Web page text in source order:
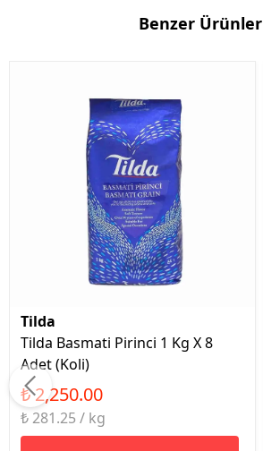
Benzer Ürünler
Tilda
Tilda Basmati Pirinci 1 Kg X 8
Adet (Koli)
₺ 2,250.00
₺ 281.25 / kg